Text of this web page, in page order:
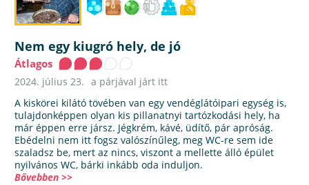
Nem egy kiugró hely, de jó
Átlagos
2024. július 23. a párjával járt itt
A kiskörei kilátó tövében van egy vendéglátóipari egység is,
tulajdonképpen olyan kis pillanatnyi tartózkodási hely, ha
már éppen erre jársz. Jégkrém, kávé, üdítő, pár apróság.
Ebédelni nem itt fogsz valószínűleg, meg WC-re sem ide
szaladsz be, mert az nincs, viszont a mellette álló épület
nyilvános WC, bárki inkább oda induljon.
Bővebben >>